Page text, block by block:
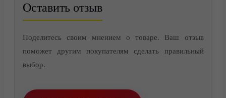
Контакты
Оставить отзыв
Поделитесь своим мнением о товаре. Ваш отзыв
поможет другим покупателям сделать правильный
выбор.